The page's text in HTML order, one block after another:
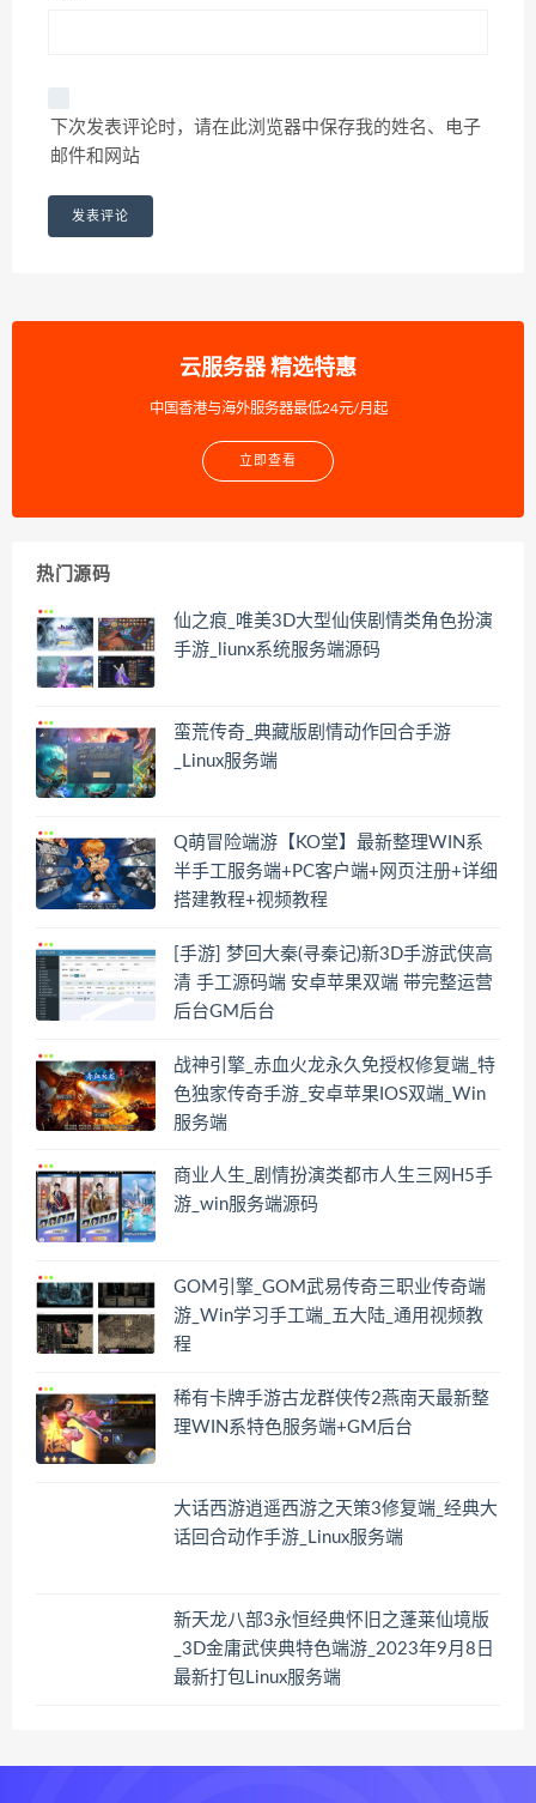
下次发表评论时，请在此浏览器中保存我的姓名、电子
邮件和网站
云服务器 精选特惠
中国香港与海外服务器最低24元/月起
立即查看
热门源码
仙之痕_唯美3D大型仙侠剧情类角色扮演
手游_liunx系统服务端源码
蛮荒传奇_典藏版剧情动作回合手游
_Linux服务端
Q萌冒险端游【KO堂】最新整理WIN系
半手工服务端+PC客户端+网页注册+详细
搭建教程+视频教程
[手游] 梦回大秦(寻秦记)新3D手游武侠高
清 手工源码端 安卓苹果双端 带完整运营
后台GM后台
战神引擎_赤血火龙永久免授权修复端_特
色独家传奇手游_安卓苹果IOS双端_Win
服务端
商业人生_剧情扮演类都市人生三网H5手
游_win服务端源码
GOM引擎_GOM武易传奇三职业传奇端
游_Win学习手工端_五大陆_通用视频教
程
稀有卡牌手游古龙群侠传2燕南天最新整
理WIN系特色服务端+GM后台
大话西游逍遥西游之天策3修复端_经典大
话回合动作手游_Linux服务端
新天龙八部3永恒经典怀旧之蓬莱仙境版
_3D金庸武侠典特色端游_2023年9月8日
最新打包Linux服务端